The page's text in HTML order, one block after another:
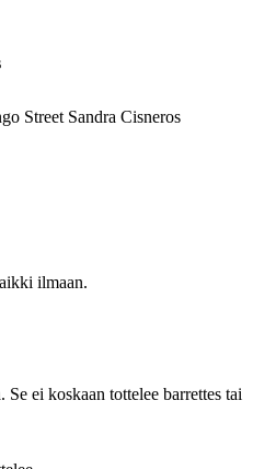
Street Sandra Cisneros
ilmaan.
ei koskaan tottelee barrettes tai